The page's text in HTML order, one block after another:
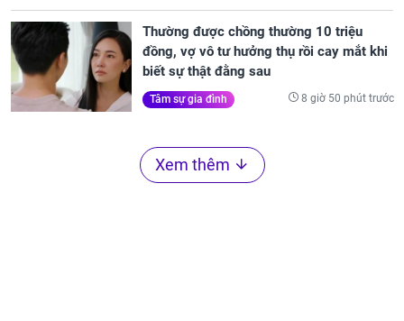
Thường được chồng thường 10 triệu
đồng, vợ vô tư hưởng thụ rồi cay mắt khi
biết sự thật đằng sau
Tâm sự gia đình 8 giờ 50 phút trước
Xem thêm